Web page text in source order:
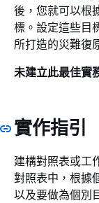
後，您就可以根
標。設定這些目
所打造的災難復
未建立此最佳實
實作指引
建構對照表或工
對照表中，根據
以及要做為個別